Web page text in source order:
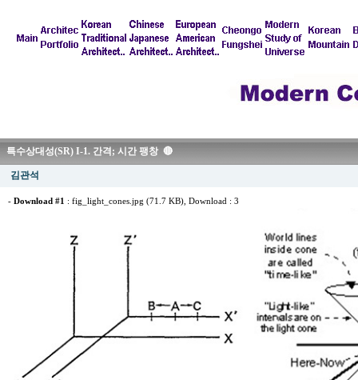
특수상대성(SR) I-1. 간격; 시간 팽창 🔴
김관석
- Download #1 : fig_light_cones.jpg (71.7 KB) , Download : 3